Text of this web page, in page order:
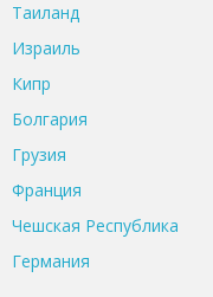
Таиланд
Израиль
Кипр
Болгария
Грузия
Франция
Чешская Республика
Германия